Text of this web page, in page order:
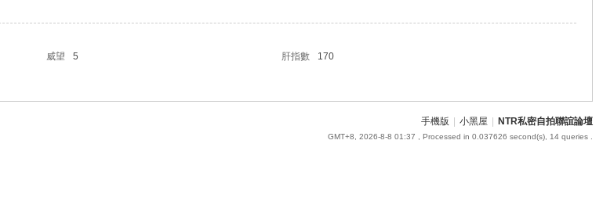
威望 5 肝指數
170
手機版 小黑屋 NTR私密自拍聯誼論壇
GMT+8, 2026-8-8 01:37 , Processed in 0.037626 second(s), 14 queries .